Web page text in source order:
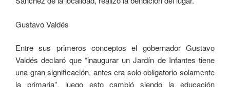
Gustavo Valdés
Entre sus primeros conceptos el gobernador Gustavo
Valdés declaró que “inaugurar un Jardín de Infantes tiene
una gran significación, antes era solo obligatorio solamente
la primaria”, luego esto cambió siendo la educación